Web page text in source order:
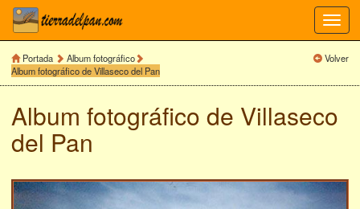
Portada
Album fotográfico
Album fotográfico de Villaseco del Pan
Volver
Album fotográfico de Villaseco
del Pan